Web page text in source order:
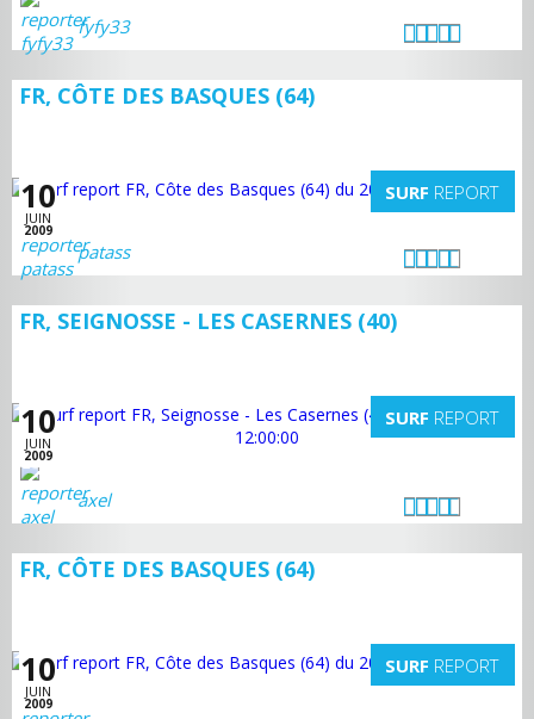
fyfy33
FR, CÔTE DES BASQUES (64)
10
JUIN
2009
SURF REPORT
patass
FR, SEIGNOSSE - LES CASERNES (40)
10
JUIN
2009
SURF REPORT
axel
FR, CÔTE DES BASQUES (64)
10
JUIN
2009
SURF REPORT